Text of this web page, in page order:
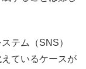
テム（SNS）
ているケースが